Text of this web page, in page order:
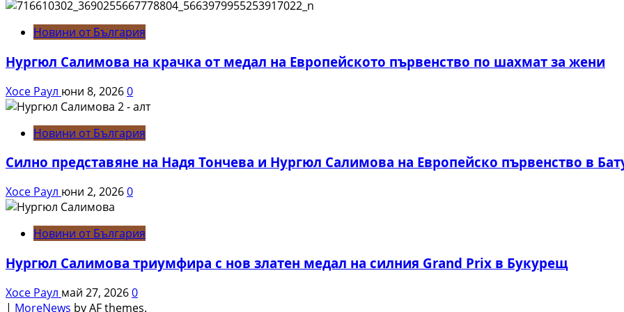
Новини от България
Нургюл Салимова на крачка от медал на Европейското първенство по шахмат за жени
Хосе Раул юни 8, 20260
Новини от България
Силно представяне на Надя Тончева и Нургюл Салимова на Европейско първенство в
Хосе Раул юни 2, 20260
Новини от България
Нургюл Салимова триумфира с нов златен медал на силния Grand Prix в Букурещ
Хосе Раул май 27, 20260
| MoreNews by AF themes.